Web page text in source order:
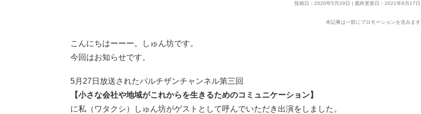
投稿日：2020年5月29日 | 最終更新日：2021年8月17日
本記事は一部にプロモーションを含みます
こんにちはーーー。しゅん坊です。
今回はお知らせです。
5月27日放送されたパルチザンチャンネル第三回
【小さな会社や地域がこれからを生きるためのコミュニケーション】
に私（ワタクシ）しゅん坊がゲストとして呼んでいただき出演をしました。